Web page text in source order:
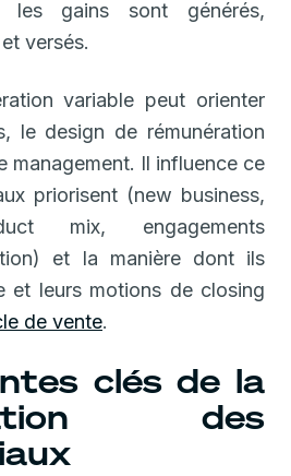
les gains sont générés,
versés.
variable peut orienter
le design de rémunération
management. Il influence ce
priorisent (new business,
mix, engagements
et la manière dont ils
et leurs motions de closing
de vente.
clés de la
des